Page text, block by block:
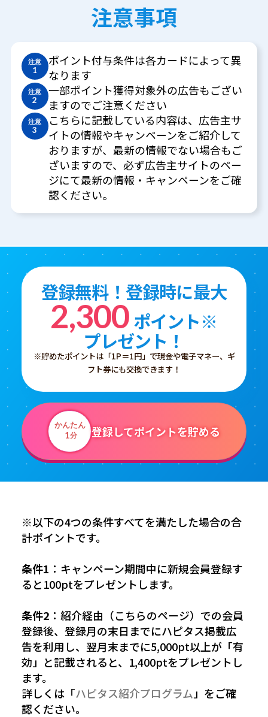
注意事項
注意
1
ポイント付与条件は各カードによって異
なります
注意
2
一部ポイント獲得対象外の広告もござい
ますのでご注意ください
注意
3
こちらに記載している内容は、広告主サ
イトの情報やキャンペーンをご紹介して
おりますが、最新の情報でない場合もご
ざいますので、必ず広告主サイトのペー
ジにて最新の情報・キャンペーンをご確
認ください。
登録無料！登録時に最大
2,300ポイント※
プレゼント！
※貯めたポイントは「1P＝1円」で現金や電子マネー、ギ
フト券にも交換できます！
かんたん
1分 登録してポイントを貯める
※以下の4つの条件すべてを満たした場合の合
計ポイントです。
条件1 ：キャンペーン期間中に新規会員登録す
ると100ptをプレゼントします。
条件2 ：紹介経由（こちらのページ）での会員
登録後、登録月の末日までにハピタス掲載広
告を利用し、翌月末までに5,000pt以上が「有
効」と記載されると、1,400ptをプレゼントし
ます。
詳しくは「ハピタス紹介プログラム 」をご確
認ください。